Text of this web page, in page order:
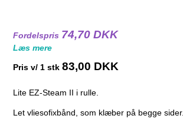
Fordelspris 74,70 DKK
Læs mere
Pris v/ 1 stk 83,00 DKK
Lite EZ-Steam II i rulle.
Let vliesofixbånd, som klæber på begge sider.